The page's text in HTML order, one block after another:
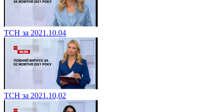
ТСН за 2021.10.04
ТСН за 2021.10,02